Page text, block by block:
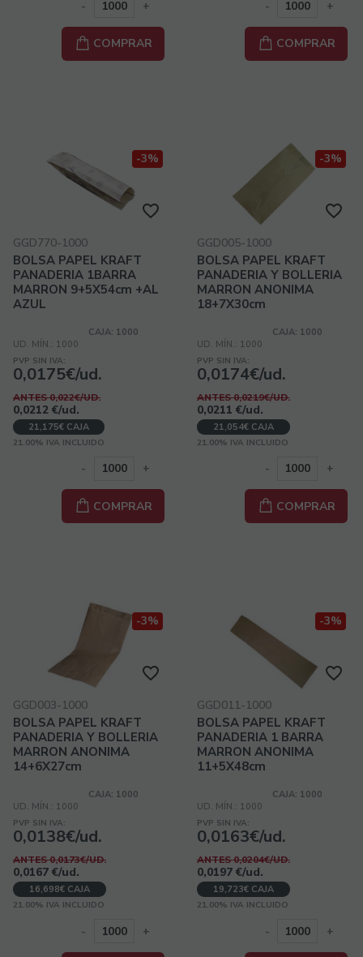
- +
COMPRAR
- +
COMPRAR
-3%
GGD770-1000
BOLSA PAPEL KRAFT
PANADERIA 1BARRA
MARRON 9+5X54cm +AL
AZUL
CAJA: 1000
UD. MÍN.: 1000
PVP SIN IVA:
0,0175€/ud.
ANTES 0,022€/UD.
0,0212 €/ud.
21,175€ CAJA
21.00% IVA INCLUIDO
- +
COMPRAR
-3%
GGD005-1000
BOLSA PAPEL KRAFT
PANADERIA Y BOLLERIA
MARRON ANONIMA
18+7X30cm
CAJA: 1000
UD. MÍN.: 1000
PVP SIN IVA:
0,0174€/ud.
ANTES 0,0219€/UD.
0,0211 €/ud.
21,054€ CAJA
21.00% IVA INCLUIDO
- +
COMPRAR
-3%
GGD003-1000
BOLSA PAPEL KRAFT
PANADERIA Y BOLLERIA
MARRON ANONIMA
14+6X27cm
CAJA: 1000
UD. MÍN.: 1000
PVP SIN IVA:
0,0138€/ud.
ANTES 0,0173€/UD.
0,0167 €/ud.
16,698€ CAJA
21.00% IVA INCLUIDO
- +
-3%
GGD011-1000
BOLSA PAPEL KRAFT
PANADERIA 1 BARRA
MARRON ANONIMA
11+5X48cm
CAJA: 1000
UD. MÍN.: 1000
PVP SIN IVA:
0,0163€/ud.
ANTES 0,0204€/UD.
0,0197 €/ud.
19,723€ CAJA
21.00% IVA INCLUIDO
- +